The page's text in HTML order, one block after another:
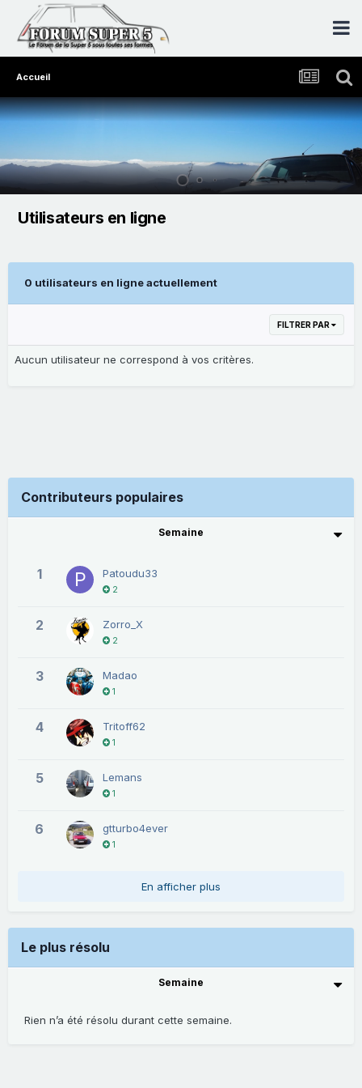
Accueil
Utilisateurs en ligne
0 utilisateurs en ligne actuellement
FILTRER PAR
Aucun utilisateur ne correspond à vos critères.
Contributeurs populaires
Semaine
1 Patoudu33
2
2 Zorro_X
2
3 Madao
1
4 Tritoff62
1
5 Lemans
1
6 gtturbo4ever
1
En afficher plus
Le plus résolu
Semaine
Rien n’a été résolu durant cette semaine.